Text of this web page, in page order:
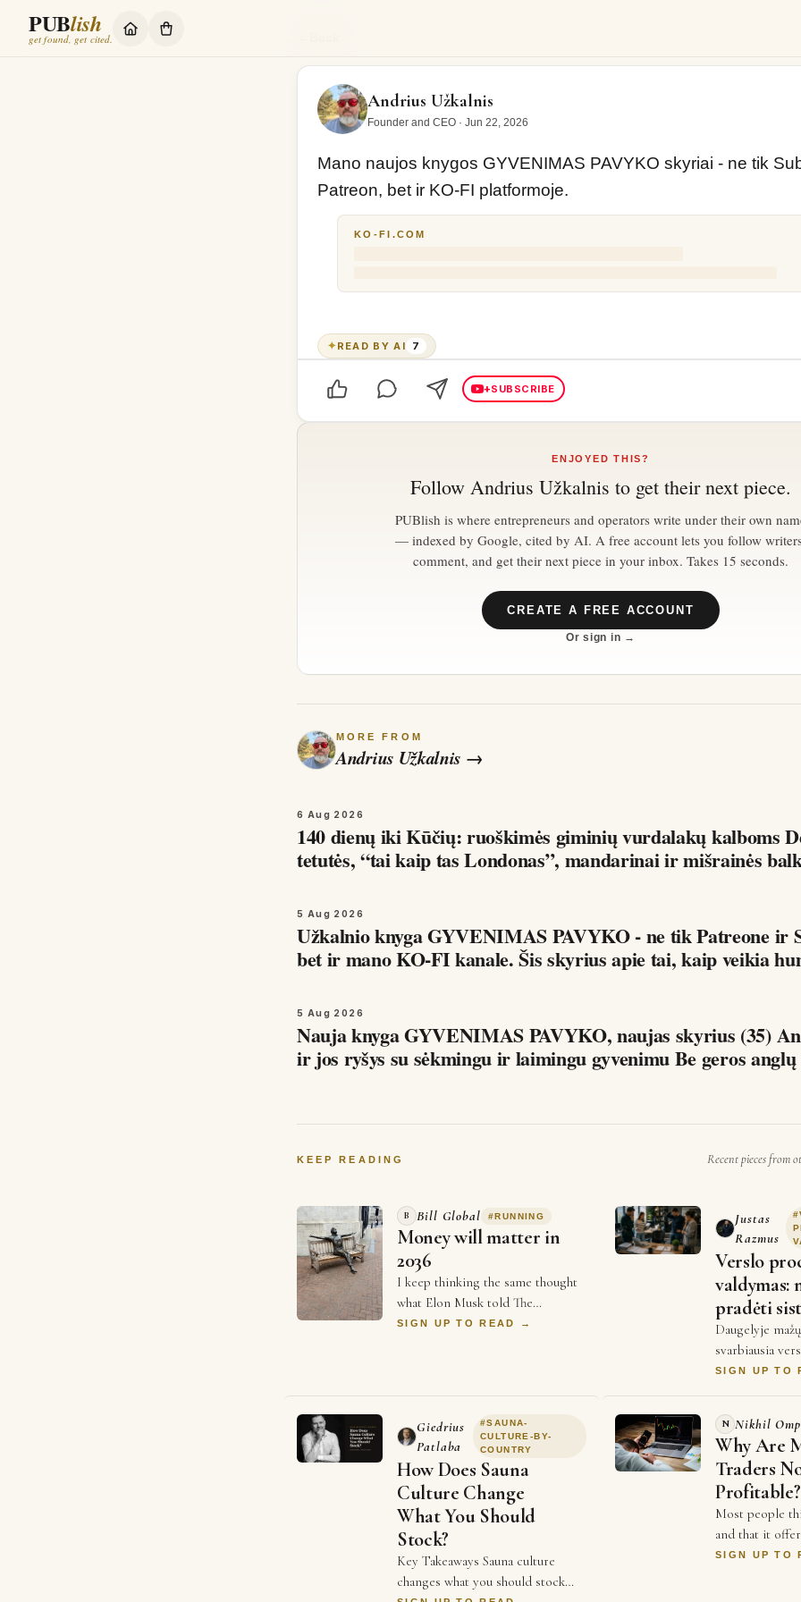
PUBlish
get found, get cited.
Andrius Užkalnis
Founder and CEO · Jun 22, 2026
Mano naujos knygos GYVENIMAS PAVYKO skyriai - ne tik
Patreon, bet ir KO-FI platformoje.
KO-FI.COM
✦READ BY AI 7
+SUBSCRIBE
ENJOYED THIS?
Follow Andrius Užkalnis to get their next piece.
PUBlish is where entrepreneurs and operators write under their own
— indexed by Google, cited by AI. A free account lets you follow
comment, and get their next piece in your inbox. Takes 15 seconds.
CREATE A FREE ACCOUNT
Or sign in →
MORE FROM
Andrius Užkalnis →
6 Aug 2026
140 dienų iki Kūčių: ruoškimės giminių vurdalakų kalboms Dėdės ir
tetutės, “tai kaip tas Londonas”, mandarinai ir mišrainės
5 Aug 2026
Užkalnio knyga GYVENIMAS PAVYKO - ne tik Patreone ir
bet ir mano KO-FI kanale. Šis skyrius apie tai, kaip veikia
5 Aug 2026
Nauja knyga GYVENIMAS PAVYKO, naujas skyrius (35)
ir jos ryšys su sėkmingu ir laimingu
KEEP READING Recent pieces from
B Bill Global #RUNNING
Money will matter in
2036
I keep thinking the same thought
what Elon Musk told The
Economist a couple weeks ago,
SIGN UP TO READ →
Justas
Razmus
#
Verslo
valdymas:
pradėti
Daugelyje
svarbiausia
niekur nėra
darbuotojas
SIGN UP TO
Giedrius
Patlaba
#SAUNA-
CULTURE-BY-
COUNTRY
How Does Sauna
Culture Change
What You Should
Stock?
Key Takeaways Sauna culture
changes what you should stock
N Nikhil
Why Are
Traders
Profitable?
Most people
and that it
The reality is
SIGN UP TO